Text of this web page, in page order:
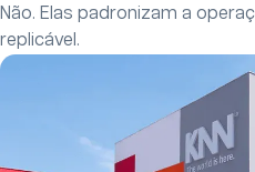
Não. Elas padronizam a
replicável.